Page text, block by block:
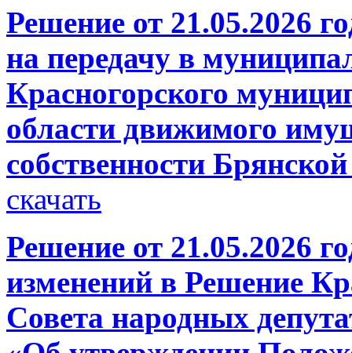
Решение от 21.05.2026
на передачу в
Красногорского
области движимого
собственности
скачать
Решение от 21.05.2026
изменений в Решение
Совета народных